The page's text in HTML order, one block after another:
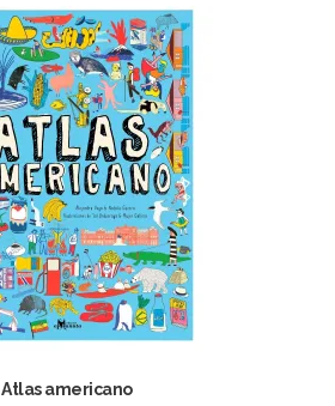
Atlas americano